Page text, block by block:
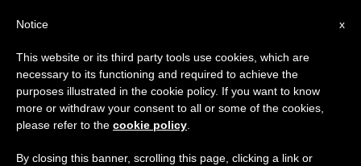
x
Notice
This website or its third party tools use cookies, which are
necessary to its functioning and required to achieve the
purposes illustrated in the cookie policy. If you want to know
more or withdraw your consent to all or some of the cookies,
please refer to the cookie policy
By closing this banner, scrolling this page, clicking a link or